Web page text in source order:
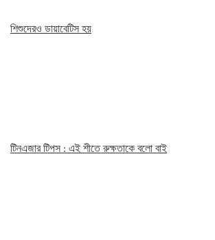
শিশুদেরও ডায়াবেটিস হয়
টিনএজার টিপস : এই শীতে রুক্ষতাকে বলো বাই